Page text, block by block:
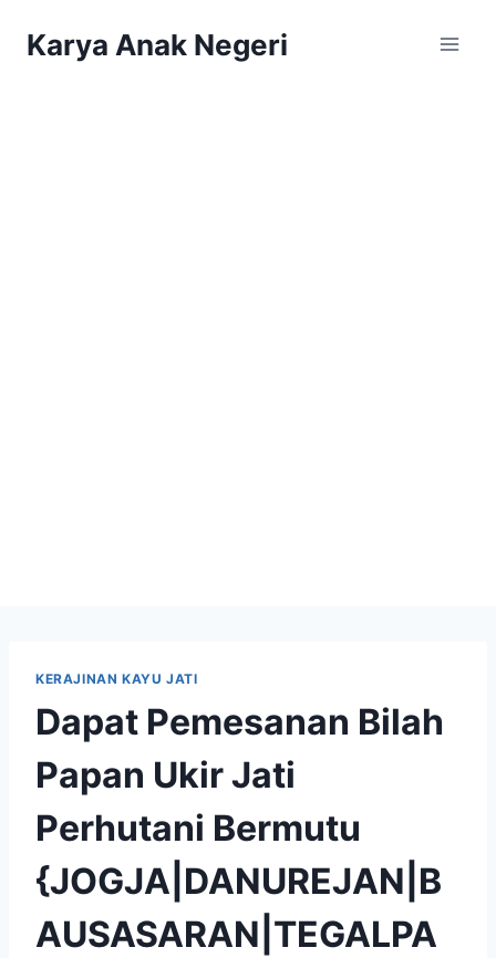
Karya Anak Negeri
KERAJINAN KAYU JATI
Dapat Pemesanan Bilah
Papan Ukir Jati
Perhutani Bermutu
{JOGJA|DANUREJAN|B
AUSASARAN|TEGALPA